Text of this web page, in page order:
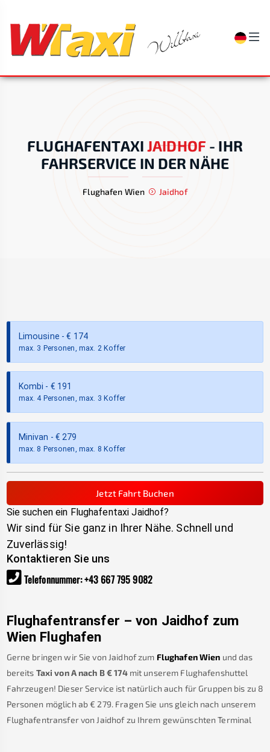
FLUGHAFENTAXI JAIDHOF - IHR
FAHRSERVICE IN DER NÄHE
Flughafen Wien Jaidhof
Limousine - € 174
max. 3 Personen, max. 2 Koffer
Kombi - € 191
max. 4 Personen, max. 3 Koffer
Minivan - € 279
max. 8 Personen, max. 8 Koffer
Jetzt Fahrt Buchen
Sie suchen ein Flughafentaxi Jaidhof?
Wir sind für Sie ganz in Ihrer Nähe. Schnell und
Zuverlässig!
Kontaktieren Sie uns
Telefonnummer:+43 667 795 9082
Flughafentransfer – von Jaidhof zum
Wien Flughafen
Gerne bringen wir Sie von Jaidhofzum Flughafen Wien und das
bereits Taxi von A nach B€174 mit unserem Flughafenshuttel
Fahrzeugen! Dieser Service ist natürlich auch für Gruppen bis zu 8
Personen möglich ab € 279. Fragen Sie uns gleich nach unserem
Flughafentransfer von Jaidhof zu Ihrem gewünschten Terminal